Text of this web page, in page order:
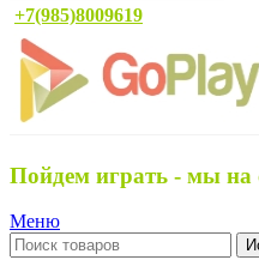
+7(985)8009619
Пойдем играть - мы на
Меню